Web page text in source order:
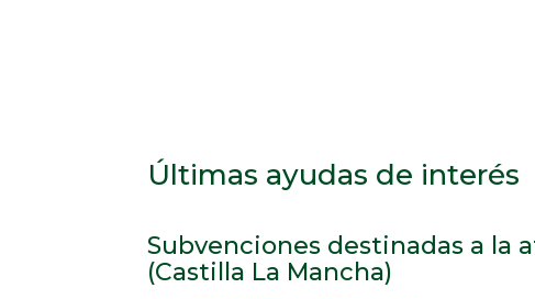
Últimas ayudas de interés
Subvenciones destinadas a la
(Castilla La Mancha)